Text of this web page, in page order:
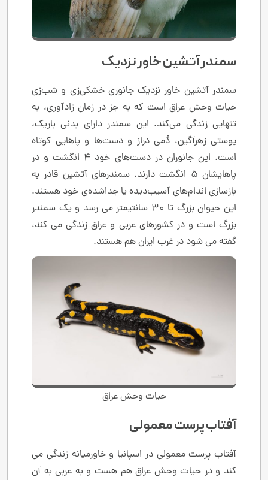
سمندر آتشین خاور نزدیک
سمندر آتشین خاور نزدیک جانوری خشکی‌زی و شب‌زی
حیات وحش عراق است که به جز در زمان زادآوری، به
تنهایی زندگی می‌کند. این سمندر دارای بدنی باریک،
پوستی زهرآگین، دُمی دراز و دست‌ها و پاهایی کوتاه
است. این جانوران در دست‌های خود ۴ انگشت و در
پاهایشان ۵ انگشت دارند. سمندرهای آتشین قادر به
بازسازی اندام‌های آسیب‌دیده یا جداشده‌ی خود هستند.
این حیوان بزرگ تا 30 سانتیمتر می رسد و یک سمندر
بزرگ است و در کشورهای عربی و عراق زندگی می کند،
گفته می شود در غرب ایران هم هستند.
حیات وحش عراق
آفتاب پرست معمولی
آفتاب پرست معمولی در اسپانیا و خاورمیانه زندگی می
کند و در حیات وحش عراق هم هست و به عربی به آن